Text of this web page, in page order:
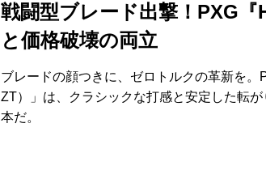
戦闘型ブレード出撃！PXG
と価格破壊の両立
ブレードの顔つきに、ゼロトルクの革新を。
ZT）」は、クラシックな打感と安定した転
本だ。